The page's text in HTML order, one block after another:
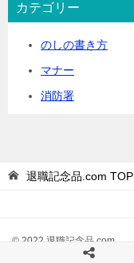
カテゴリー
のしの書き方
マナー
消防署
退職記念品.com TOP
© 2022 退職記念品.com